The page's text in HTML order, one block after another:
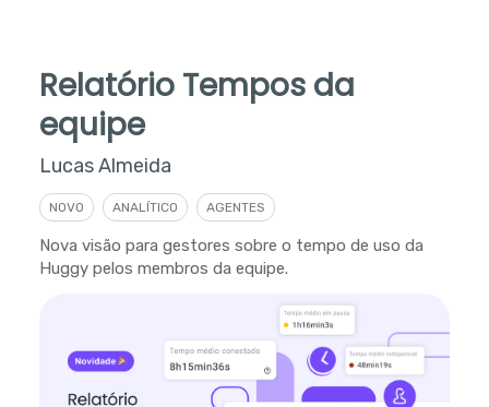
Relatório Tempos da
equipe
Lucas Almeida
NOVO ANALÍTICO AGENTES
Nova visão para gestores sobre o tempo de uso da
Huggy pelos membros da equipe.